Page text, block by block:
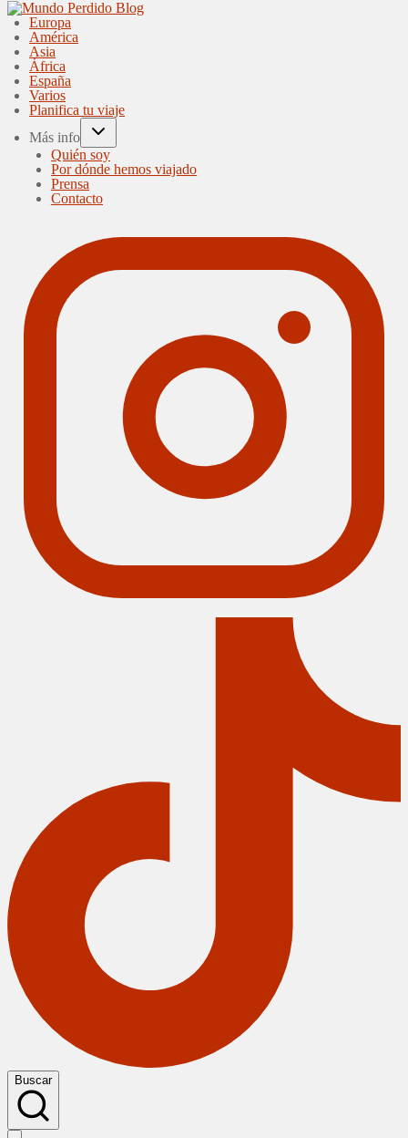
Europa
América
Asia
África
España
Varios
Planifica tu viaje
Más info
Quién soy
Por dónde hemos viajado
Prensa
Contacto
Buscar